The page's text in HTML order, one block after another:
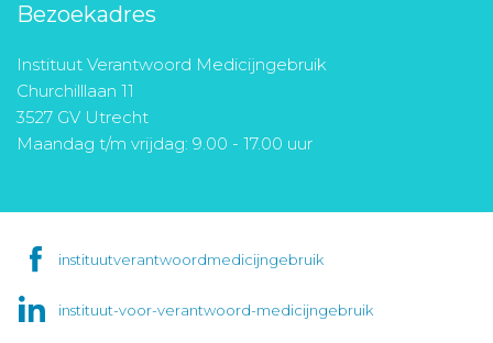
Bezoekadres
Instituut Verantwoord Medicijngebruik
Churchilllaan 11
3527 GV Utrecht
Maandag t/m vrijdag: 9.00 - 17.00 uur
instituutverantwoordmedicijngebruik
instituut-voor-verantwoord-medicijngebruik